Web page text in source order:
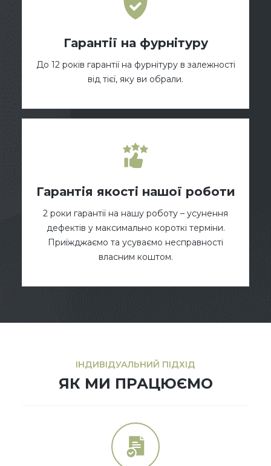
Гарантії на фурнітуру
До 12 років гарантії на фурнітуру в залежності
від тієї, яку ви обрали.
Гарантія якості нашої роботи
2 роки гарантії на нашу роботу – усунення
дефектів у максимально короткі терміни.
Приїжджаємо та усуваємо несправності
власним коштом.
ІНДИВІДУАЛЬНИЙ ПІДХІД
ЯК МИ ПРАЦЮЄМО